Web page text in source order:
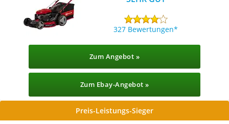
327 Bewertungen
Zum Angebot »
Zum Ebay-Angebot »
Preis-Leistungs-Sieger